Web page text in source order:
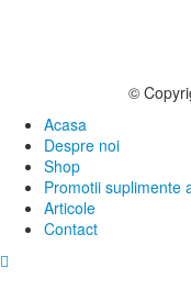
©
Acasa
Despre noi
Shop
Promotii suplimente
Articole
Contact